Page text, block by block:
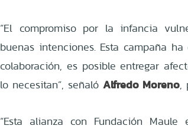
“El compromiso por la infancia
buenas intenciones. Esta campaña
colaboración, es posible entregar
lo necesitan”, señalóAlfredo Moreno,
“Esta alianza con Fundación